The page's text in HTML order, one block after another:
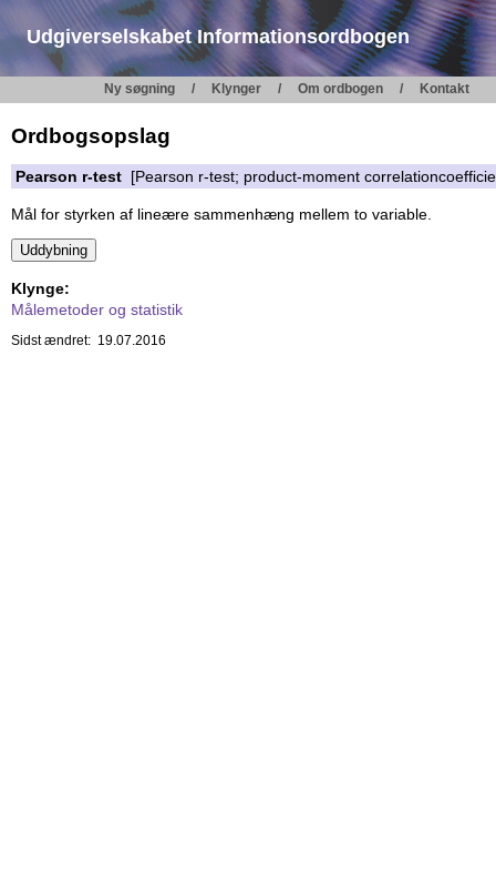
Udgiverselskabet Informationsordbogen
Ny søgning Klynger Om ordbogen Kontakt
Ordbogsopslag
Pearson r-test [Pearson r-test; product-moment
Mål for styrken af lineære sammenhæng mellem to variable.
Klynge:
Målemetoder og statistik
Sidst ændret: 19.07.2016